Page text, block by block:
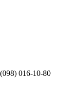
016-10-80